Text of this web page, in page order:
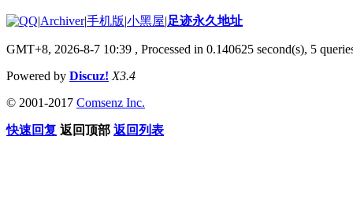
|Archiver|手机版|小黑屋|足迹永久地址
GMT+8, 2026-8-7 10:39 , Processed in 0.140625 second(s), 5
Powered by Discuz! X3.4
© 2001-2017 Comsenz Inc.
快速回复 返回顶部 返回列表